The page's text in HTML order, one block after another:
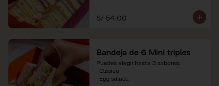
referenciales.
S/ 54.00
Bandeja de 6 Mini triples
Puedes elegir hasta 3 sabores:
-Clásico
-Egg salad